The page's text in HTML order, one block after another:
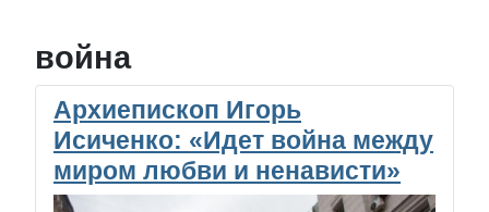
война
Архиепископ Игорь
Исиченко: «Идет война между
миром любви и ненависти»